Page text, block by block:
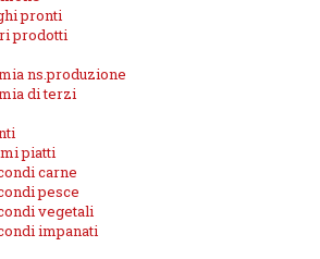
pronti
prodotti
ns.produzione
di terzi
piatti
carne
pesce
vegetali
impanati